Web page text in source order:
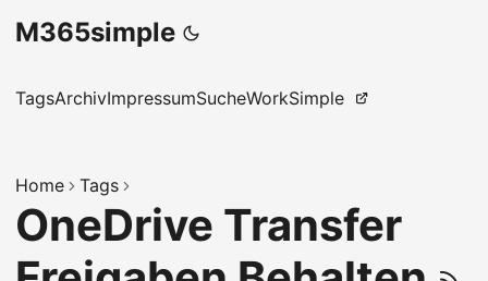
M365simple
TagsArchivImpressumSucheWorkSimple
Home Tags
OneDrive Transfer